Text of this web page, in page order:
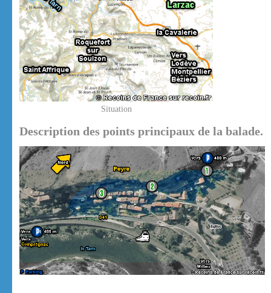
Situation
Description des points principaux de la balade.